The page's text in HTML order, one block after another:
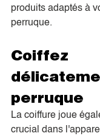
produits adaptés à
perruque.
Coiffez
perruque
La coiffure joue
crucial dans